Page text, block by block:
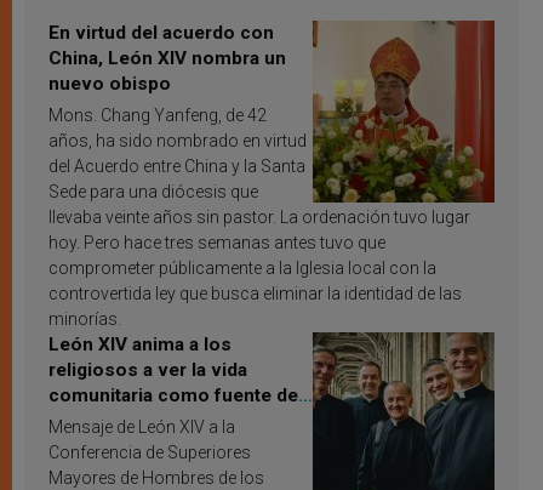
En virtud del acuerdo con
China, León XIV nombra un
nuevo obispo
Mons. Chang Yanfeng, de 42
años, ha sido nombrado en virtud
del Acuerdo entre China y la Santa
Sede para una diócesis que
llevaba veinte años sin pastor. La ordenación tuvo lugar
hoy. Pero hace tres semanas antes tuvo que
comprometer públicamente a la Iglesia local con la
controvertida ley que busca eliminar la identidad de las
minorías.
León XIV anima a los
religiosos a ver la vida
comunitaria como fuente de
inspiración y santificación
Mensaje de León XIV a la
Conferencia de Superiores
Mayores de Hombres de los